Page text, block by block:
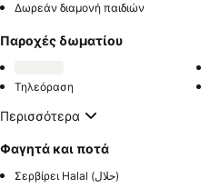
Δωρεάν διαμονή παιδιών
Παροχές δωματίου
Τηλεόραση
Περισσότερα
Φαγητά και ποτά
Σερβίρει Halal (حلال)